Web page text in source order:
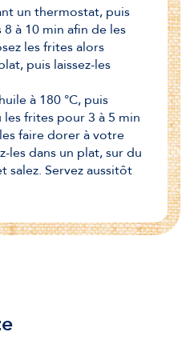
un thermostat, puis
à 10 min afin de les
les frites alors
puis laissez-les
à 180 °C, puis
frites pour 3 à 5 min
faire dorer à votre
les dans un plat, sur du
salez. Servez aussitôt